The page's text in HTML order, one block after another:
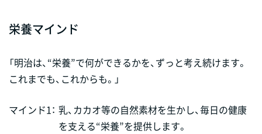
栄養マインド
「明治は、“栄養”で何ができるかを、ずっと考え続けます。
これまでも、これからも。」
マインド1： 乳、カカオ等の自然素材を生かし、毎日の健康
を支える“栄養”を提供します。